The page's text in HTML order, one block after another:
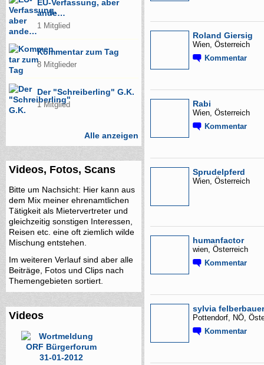
EU-Verfassung, aber
ande…
1 Mitglied
Kommentar zum Tag
8 Mitglieder
Der "Schreiberling" G.K.
1 Mitglied
Alle anzeigen
Videos, Fotos, Scans
Bitte um Nachsicht: Hier kann aus
dem Mix meiner ehrenamtlichen
Tätigkeit als Mietervertreter und
gleichzeitig sonstigen Interessen,
Reisen etc. eine oft ziemlich wilde
Mischung entstehen.
Im weiteren Verlauf sind aber alle
Beiträge, Fotos und Clips nach
Themengebieten sortiert.
Videos
Roland Giersig
Wien, Österreich
Kommentar
Rabi
Wien, Österreich
Kommentar
Sprudelpferd
Wien, Österreich
humanfactor
wien, Österreich
Kommentar
sylvia felberbauer
Pottendorf, NÖ,
Kommentar